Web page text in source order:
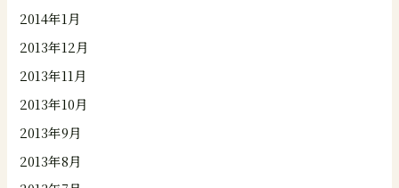
2014年1月
2013年12月
2013年11月
2013年10月
2013年9月
2013年8月